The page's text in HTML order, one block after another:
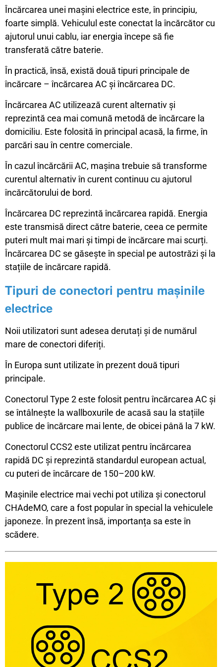
Încărcarea unei mașini electrice este, în principiu,
foarte simplă. Vehiculul este conectat la încărcător cu
ajutorul unui cablu, iar energia începe să fie
transferată către baterie.
În practică, însă, există două tipuri principale de
încărcare – încărcarea AC și încărcarea DC.
Încărcarea AC utilizează curent alternativ și
reprezintă cea mai comună metodă de încărcare la
domiciliu. Este folosită în principal acasă, la firme, în
parcări sau în centre comerciale.
În cazul încărcării AC, mașina trebuie să transforme
curentul alternativ în curent continuu cu ajutorul
încărcătorului de bord.
Încărcarea DC reprezintă încărcarea rapidă. Energia
este transmisă direct către baterie, ceea ce permite
puteri mult mai mari și timpi de încărcare mai scurți.
Încărcarea DC se găsește în special pe autostrăzi și la
stațiile de încărcare rapidă.
Tipuri de conectori pentru mașinile
electrice
Noii utilizatori sunt adesea derutați și de numărul
mare de conectori diferiți.
În Europa sunt utilizate în prezent două tipuri
principale.
Conectorul Type 2 este folosit pentru încărcarea AC și
se întâlnește la wallboxurile de acasă sau la stațiile
publice de încărcare mai lente, de obicei până la 7 kW.
Conectorul CCS2 este utilizat pentru încărcarea
rapidă DC și reprezintă standardul european actual,
cu puteri de încărcare de 150–200 kW.
Mașinile electrice mai vechi pot utiliza și conectorul
CHAdeMO, care a fost popular în special la vehiculele
japoneze. În prezent însă, importanța sa este în
scădere.